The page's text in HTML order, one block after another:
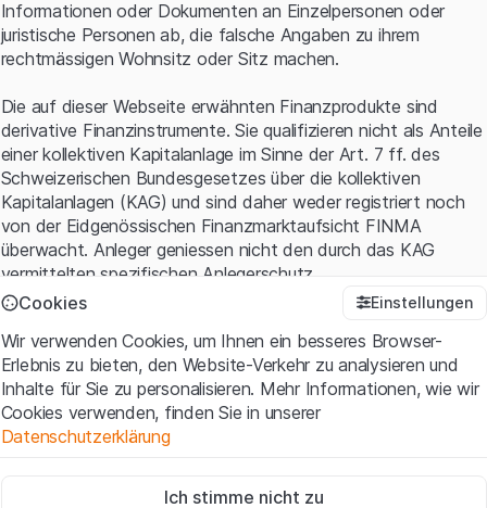
Serverfehler.
Informationen oder Dokumenten an Einzelpersonen oder
juristische Personen ab, die falsche Angaben zu ihrem
rechtmässigen Wohnsitz oder Sitz machen.
Die auf dieser Webseite erwähnten Finanzprodukte sind
derivative Finanzinstrumente. Sie qualifizieren nicht als Anteile
einer kollektiven Kapitalanlage im Sinne der Art. 7 ff. des
Schweizerischen Bundesgesetzes über die kollektiven
Kapitalanlagen (KAG) und sind daher weder registriert noch
von der Eidgenössischen Finanzmarktaufsicht FINMA
überwacht. Anleger geniessen nicht den durch das KAG
vermittelten spezifischen Anlegerschutz.
Mit dem Zugriff auf diese Website der Leonteq Securities AG
(die "Website") erklären Sie, dass Sie die rechtlichen
Informationen und die wichtigen Hinweise und
Nutzungsbedingungenverstanden haben und akzeptieren.
Wenn Sie mit den Nutzungsbedingungen nicht einverstanden
Cookies Einstellungen
Wir verwenden Cookies, um Ihnen ein besseres Browser-
Erlebnis zu bieten, den Website-Verkehr zu analysieren und
Inhalte für Sie zu personalisieren. Mehr Informationen, wie wir
Cookies verwenden, finden Sie in unserer
Datenschutzerklärung
Diese Cookies sind für die Website erforderlich und können nicht
Ich stimme nicht zu